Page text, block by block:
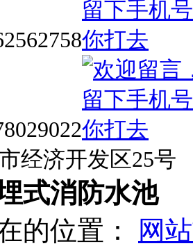
经济开发区25号
式消防水池
的位置：
网